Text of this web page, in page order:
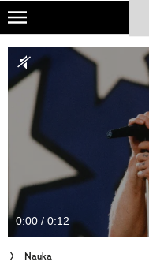
Skip
main
content
NATIONAL GEOGRAPHIC
TRAVELER
PODCASTY
Newsletter
Cuda Polski
Wielki Konkurs Fotograficzny
0:00 / 0:12
Nauka